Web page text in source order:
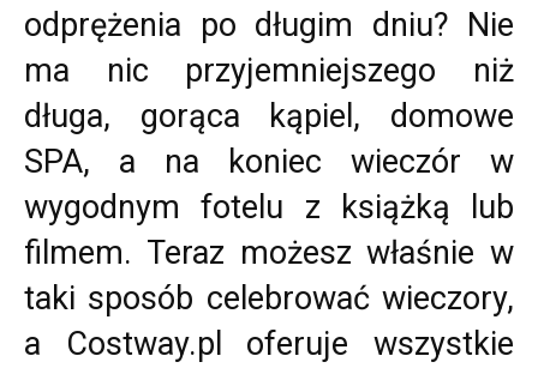
odprężenia po długim dniu? Nie
ma nic przyjemniejszego niż
długa, gorąca kąpiel, domowe
SPA, a na koniec wieczór w
wygodnym fotelu z książką lub
filmem. Teraz możesz właśnie w
taki sposób celebrować wieczory,
a Costway.pl
oferuje wszystkie